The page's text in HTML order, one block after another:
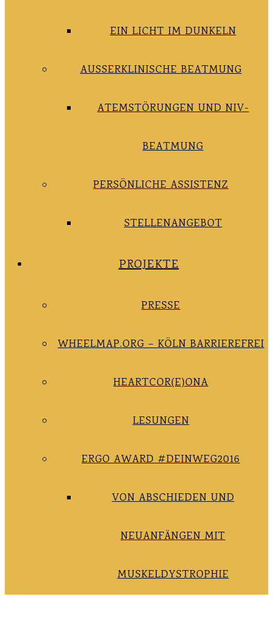
EIN LICHT IM DUNKELN
AUSSERKLINISCHE BEATMUNG
ATEMSTÖRUNGEN UND NIV-
BEATMUNG
PERSÖNLICHE ASSISTENZ
STELLENANGEBOT
PROJEKTE
PRESSE
WHEELMAP.ORG – KÖLN BARRIEREFREI
HEARTCOR(E)ONA
LESUNGEN
ERGO AWARD #DEINWEG2016
VON ABSCHIEDEN UND
NEUANFÄNGEN MIT
MUSKELDYSTROPHIE